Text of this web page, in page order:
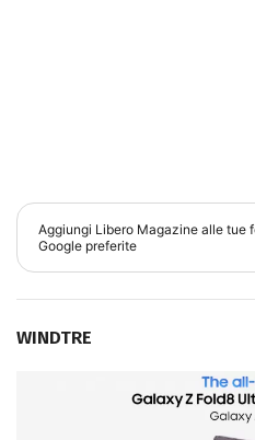
Aggiungi Libero Magazine alle tue
Google preferite
WINDTRE